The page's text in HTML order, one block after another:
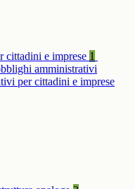
cittadini e imprese 1
amministrativi
per cittadini e imprese